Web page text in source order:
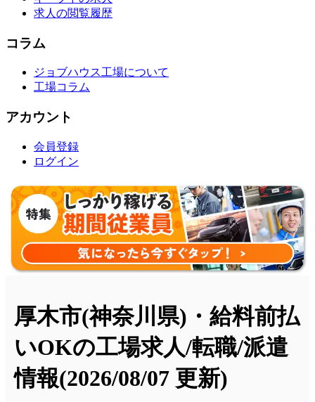
求人の閲覧履歴
コラム
ジョブハウス工場について
工場コラム
アカウント
会員登録
ログイン
厚木市(神奈川県)・給料前払
いOKの工場求人/転職/派遣
情報(2026/08/07 更新)